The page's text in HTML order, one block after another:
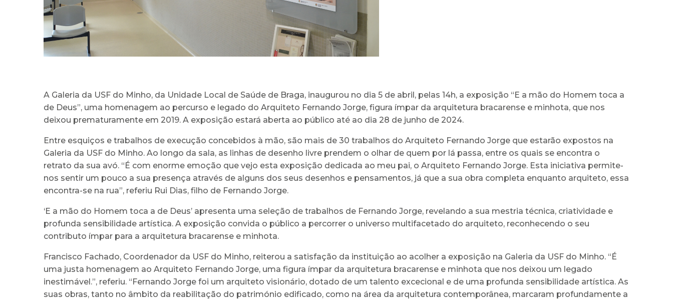
A Galeria da USF do Minho, da Unidade Local de Saúde de Braga, inaugurou no dia 5 de abril, pelas 14h, a exposição “E a mão do Homem toca a
de Deus”, uma homenagem ao percurso e legado do Arquiteto Fernando Jorge, figura ímpar da arquitetura bracarense e minhota, que nos
deixou prematuramente em 2019. A exposição estará aberta ao público até ao dia 28 de junho de 2024.
Entre esquiços e trabalhos de execução concebidos à mão, são mais de 30 trabalhos do Arquiteto Fernando Jorge que estarão expostos na
Galeria da USF do Minho. Ao longo da sala, as linhas de desenho livre prendem o olhar de quem por lá passa, entre os quais se encontra o
retrato da sua avó. “É com enorme emoção que vejo esta exposição dedicada ao meu pai, o Arquiteto Fernando Jorge. Esta iniciativa permite-
nos sentir um pouco a sua presença através de alguns dos seus desenhos e pensamentos, já que a sua obra completa enquanto arquiteto, essa
encontra-se na rua”, referiu Rui Dias, filho de Fernando Jorge.
‘E a mão do Homem toca a de Deus’ apresenta uma seleção de trabalhos de Fernando Jorge, revelando a sua mestria técnica, criatividade e
profunda sensibilidade artística. A exposição convida o público a percorrer o universo multifacetado do arquiteto, reconhecendo o seu
contributo ímpar para a arquitetura bracarense e minhota.
Francisco Fachado, Coordenador da USF do Minho, reiterou a satisfação da instituição ao acolher a exposição na Galeria da USF do Minho. “É
uma justa homenagem ao Arquiteto Fernando Jorge, uma figura ímpar da arquitetura bracarense e minhota que nos deixou um legado
inestimável.”, referiu. “Fernando Jorge foi um arquiteto visionário, dotado de um talento excecional e de uma profunda sensibilidade artística. As
suas obras, tanto no âmbito da reabilitação do património edificado, como na área da arquitetura contemporânea, marcaram profundamente a